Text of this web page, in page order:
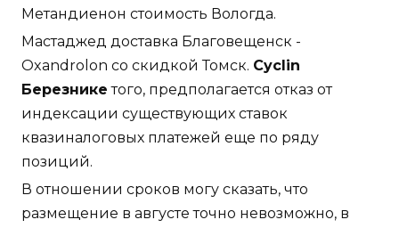
Метандиенон стоимость Вологда.
Мастаджед доставка Благовещенск -
Oxandrolon со скидкой Томск. Cyclin
Березнике того, предполагается отказ от
индексации существующих ставок
квазиналоговых платежей еще по ряду
позиций.
В отношении сроков могу сказать, что
размещение в августе точно невозможно, в